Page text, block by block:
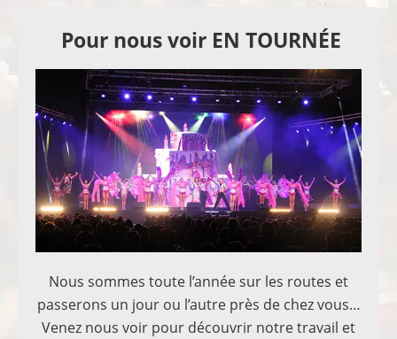
Pour nous voir EN TOURNÉE
Nous sommes toute l’année sur les routes et
passerons un jour ou l’autre près de chez vous…
Venez nous voir pour découvrir notre travail et